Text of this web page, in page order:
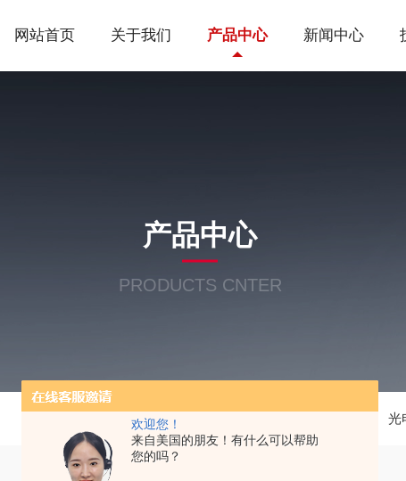
欢迎您！
来自美国的朋友！有什么可以帮助
您的吗？
网站首页 关于我们 产品中心 新闻中心
产品中心
PRODUCTS CNTER
光